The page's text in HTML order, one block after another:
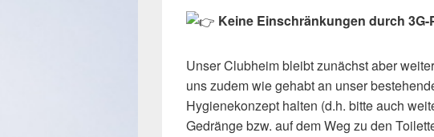
Keine Einschränkungen durch
Unser Clubheim bleibt zunächst aber
uns zudem wie gehabt an unser
Hygienekonzept halten (d.h. bitte auch
Gedränge bzw. auf dem Weg zu den